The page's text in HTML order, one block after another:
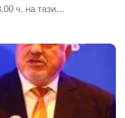
ч. на тази…